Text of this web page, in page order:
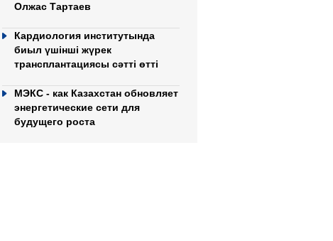
Олжас Тартаев
Кардиология институтында
биыл үшінші жүрек
трансплантациясы сәтті өтті
МЭКС - как Казахстан обновляет
энергетические сети для
будущего роста